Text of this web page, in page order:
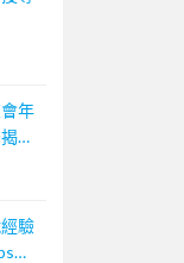
年
露
驗
、